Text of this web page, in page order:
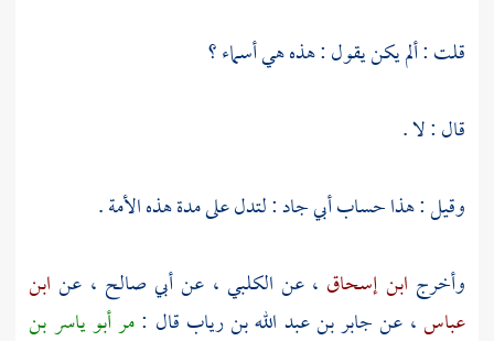
قلت : ألم يكن يقول : هذه هي أسماء ؟
قال : لا .
وقيل : هذا حسابأبي جاد: لتدل على مدة هذه الأمة .
وأخرج ابن إسحاق ، عن الكلبي ، عنأبي صالح ، عن ابن
عباس، عنجابر بن عبد الله بن رياب قال :مرأبو ياسر بن